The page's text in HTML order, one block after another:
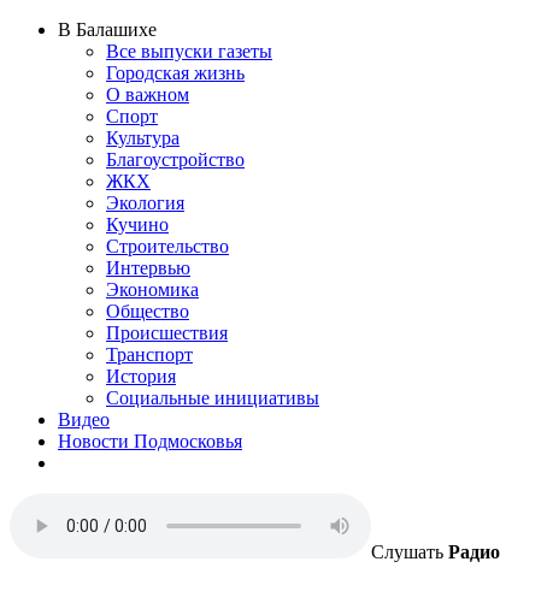
В Балашихе
Все выпуски газеты
Городская жизнь
О важном
Спорт
Культура
Благоустройство
ЖКХ
Экология
Кучино
Строительство
Интервью
Экономика
Общество
Происшествия
Транспорт
История
Социальные инициативы
Видео
Новости Подмосковья
Слушать Радио